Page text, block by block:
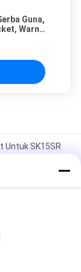
Guna,
Warna
Untuk SK15SR
R50 -
Untuk